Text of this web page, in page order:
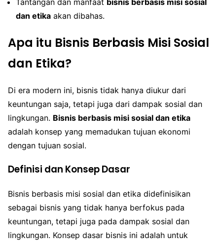
dan etika akan dibahas.
Apa itu Bisnis Berbasis Misi Sosial
dan Etika?
Di era modern ini, bisnis tidak hanya diukur dari
keuntungan saja, tetapi juga dari dampak sosial dan
lingkungan. Bisnis berbasis misi sosial dan etika
adalah konsep yang memadukan tujuan ekonomi
dengan tujuan sosial.
Definisi dan Konsep Dasar
Bisnis berbasis misi sosial dan etika didefinisikan
sebagai bisnis yang tidak hanya berfokus pada
keuntungan, tetapi juga pada dampak sosial dan
lingkungan. Konsep dasar bisnis ini adalah untuk